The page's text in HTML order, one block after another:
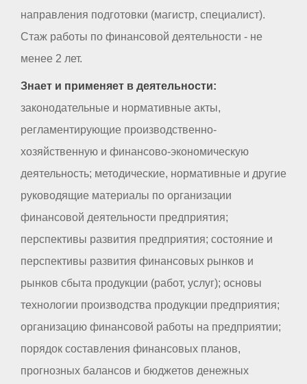
направления подготовки (магистр, специалист).
Стаж работы по финансовой деятельности - не
менее 2 лет.
Знает и применяет в деятельности:
законодательные и нормативные акты,
регламентирующие производственно-
хозяйственную и финансово-экономическую
деятельность; методические, нормативные и другие
руководящие материалы по организации
финансовой деятельности предприятия;
перспективы развития предприятия; состояние и
перспективы развития финансовых рынков и
рынков сбыта продукции (работ, услуг); основы
технологии производства продукции предприятия;
организацию финансовой работы на предприятии;
порядок составления финансовых планов,
прогнозных балансов и бюджетов денежных